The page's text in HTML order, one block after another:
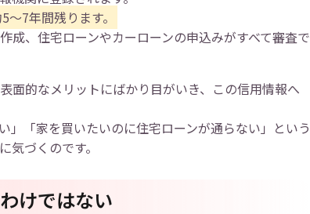
7年間残ります。
成、住宅ローンやカーローンの申込みがすべて審査で
面的なメリットにばかり目がいき、この信用情報へ
」「家を買いたいのに住宅ローンが通らない」という
づくのです。
けではない